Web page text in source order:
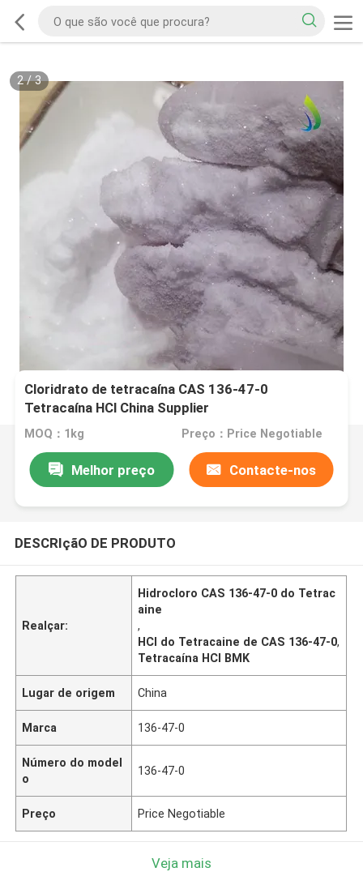
2/3
Cloridrato de tetracaína CAS 136-47-0
Tetracaína HCl China Supplier
MOQ：1kg Preço：Price Negotiable
Melhor preço Contacte-nos
DESCRIçãO DE PRODUTO
Realçar:
Hidrocloro CAS 136-47-0 do Tetrac
aine
,
HCl do Tetracaine de CAS 136-47-0,
Tetracaína HCl BMK
Lugar de origem China
Marca 136-47-0
Número do model
o
136-47-0
Preço Price Negotiable
Veja mais